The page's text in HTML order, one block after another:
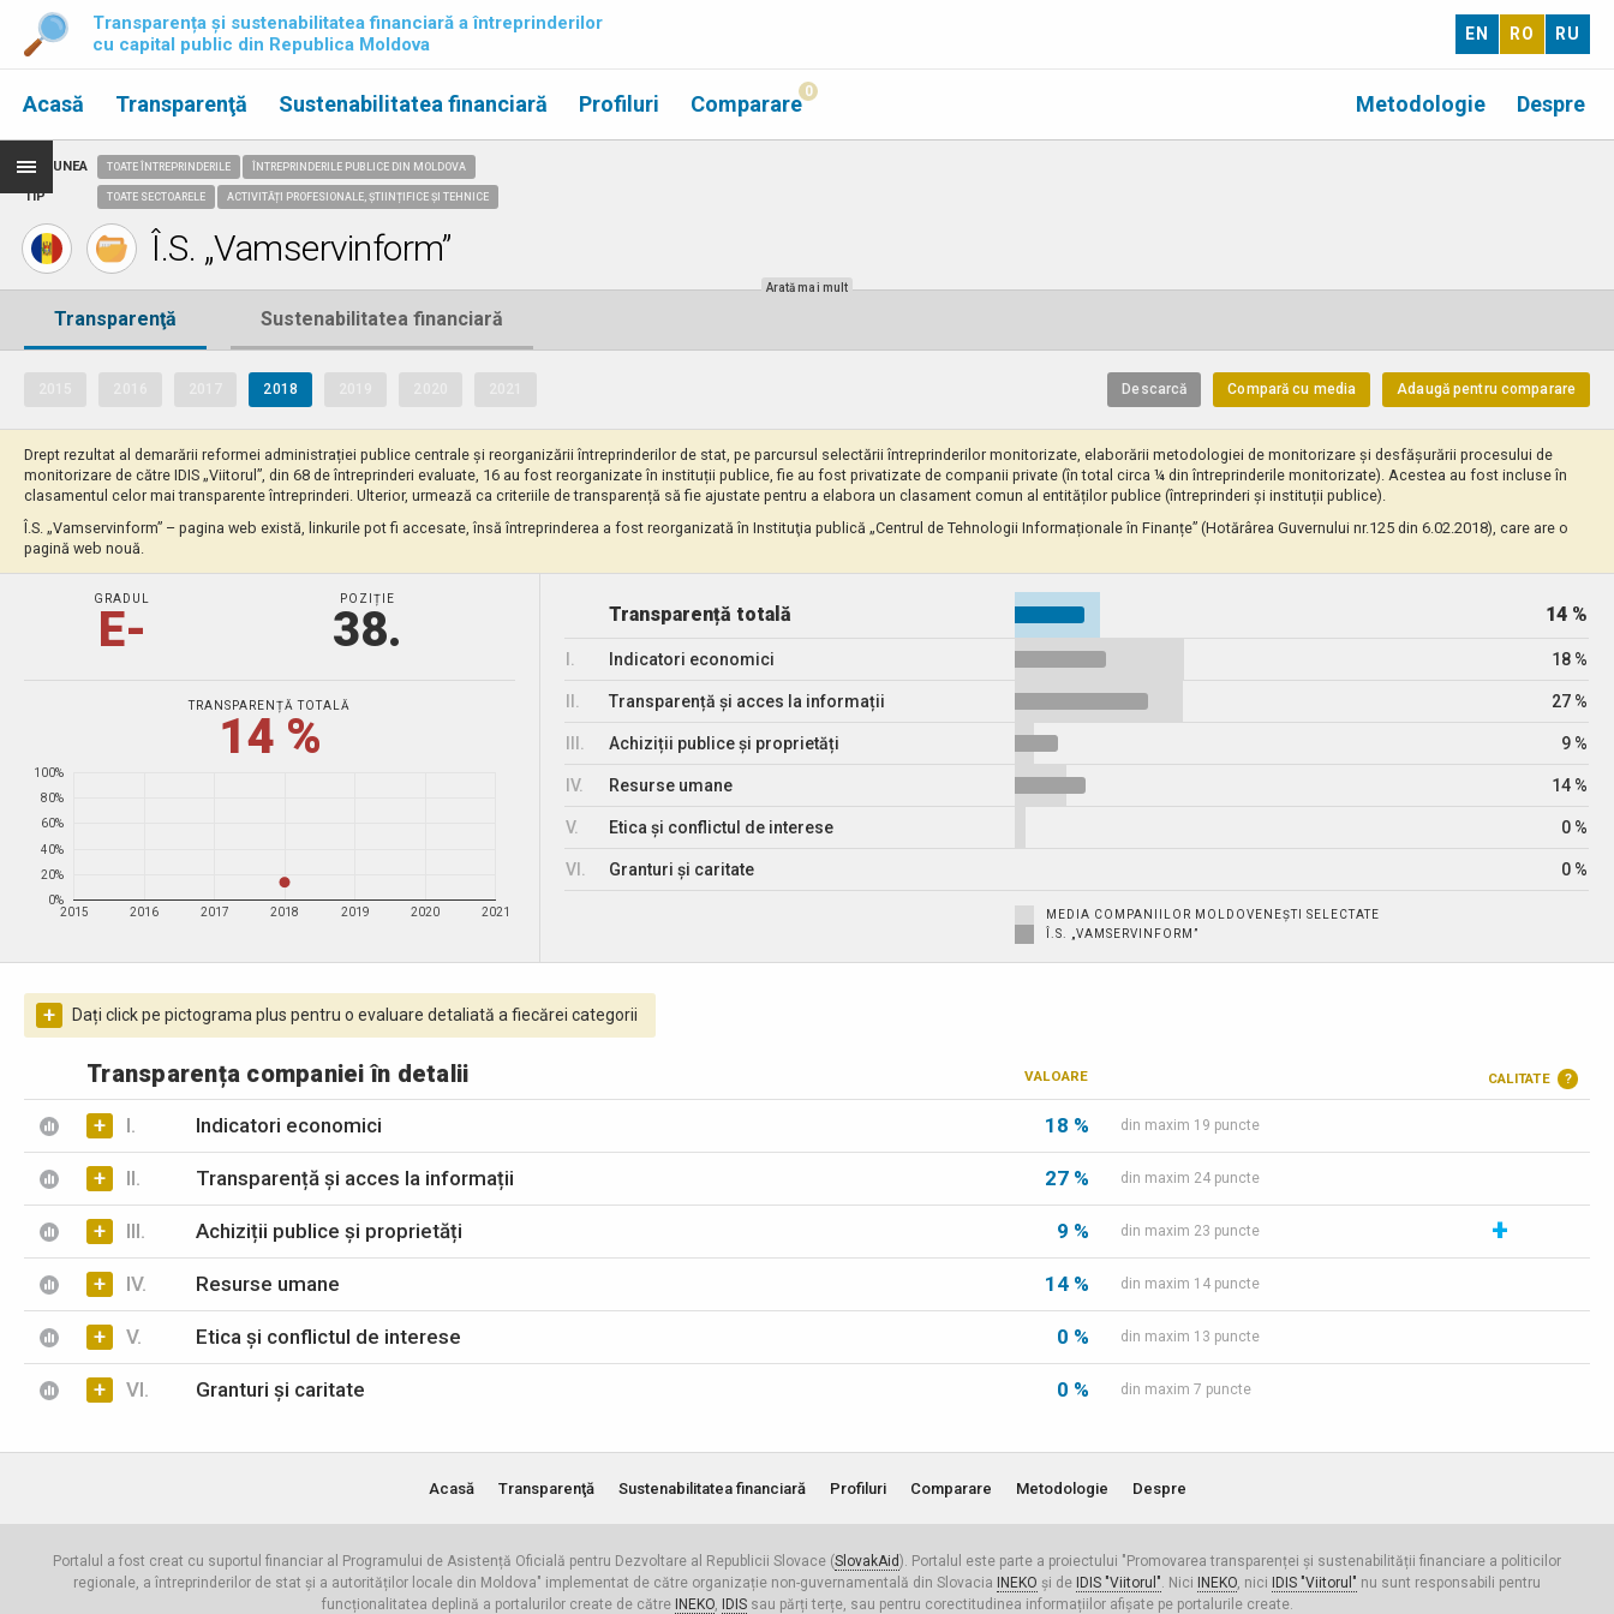
Transparența și sustenabilitatea financiară a întreprinderilor
cu capital public din Republica Moldova
EN RO RU
Acasă Transparenţă Despre
Metodologie
Sustenabilitatea financiară Profiluri Comparare 0
REGIUNEA
TIP
TOATE ÎNTREPRINDERILE ÎNTREPRINDERILE PUBLICE DIN MOLDOVA
TOATE SECTOARELE ACTIVITĂȚI PROFESIONALE, ȘTIINȚIFICE ȘI TEHNICE
Î.S. „Vamservinform”
Arată mai mult
Transparenţă Sustenabilitatea financiară
2018 Adaugă pentru comparare
Compară cu media
Descarcă
Drept rezultat al demarării reformei administrației publice centrale și reorganizării întreprinderilor de stat, pe parcursul selectării întreprinderilor monitorizate, elaborării metodologiei de monitorizare și desfășurării procesului de
monitorizare de către IDIS „Viitorul”, din 68 de întreprinderi evaluate, 16 au fost reorganizate în instituții publice, fie au fost privatizate de companii private (în total circa ¼ din întreprinderile monitorizate). Acestea au fost incluse în
clasamentul celor mai transparente întreprinderi. Ulterior, urmează ca criteriile de transparență să fie ajustate pentru a elabora un clasament comun al entităților publice (întreprinderi și instituții publice).
Î.S. „Vamservinform” – pagina web există, linkurile pot fi accesate, însă întreprinderea a fost reorganizată în Instituţia publică „Centrul de Tehnologii Informaționale în Finanțe” (Hotărârea Guvernului nr.125 din 6.02.2018), care are o
pagină web nouă.
GRADUL
E-
POZIȚIE
38.
TRANSPARENȚĂ TOTALĂ
14 %
2015 2016 2017 2018 2019 2020 2021
0%
20%
40%
60%
80%
100%
Transparență totală 14 %
Indicatori economici 18 %
Transparență și acces la informații 27 %
Achiziții publice și proprietăți 9 %
IV. Resurse umane 14 %
V. Etica și conflictul de interese 0 %
VI. Granturi și caritate 0 %
MEDIA COMPANIILOR MOLDOVENEȘTI SELECTATE
Î.S. „VAMSERVINFORM”
+ Dați click pe pictograma plus pentru o evaluare detaliată a fiecărei categorii
Transparența companiei în detalii VALOARE CALITATE ?
+ I. Indicatori economici 18 % din maxim 19 puncte
+ II. Transparență și acces la informații 27 % din maxim 24 puncte
+ III. Achiziții publice și proprietăți 9 % din maxim 23 puncte +
+ IV. Resurse umane 14 % din maxim 14 puncte
+ V. Etica și conflictul de interese 0 % din maxim 13 puncte
+ VI. Granturi și caritate 0 % din maxim 7 puncte
Acasă Transparenţă Sustenabilitatea financiară Profiluri Comparare Metodologie Despre
Portalul a fost creat cu suportul financiar al Programului de Asistență Oficială pentru Dezvoltare al Republicii Slovace (SlovakAid ). Portalul este parte a proiectului "Promovarea transparenței și sustenabilității financiare a politicilor
regionale, a întreprinderilor de stat și a autorităților locale din Moldova" implementat de către organizație non-guvernamentală din Slovacia
INEKO și de IDIS "Viitorul". Nici INEKO, nici IDIS "Viitorul" nu sunt responsabili pentru
funcționalitatea deplină a portalurilor create de către INEKO, IDISsau părți terțe, sau pentru corectitudinea informațiilor afișate pe portalurile create.